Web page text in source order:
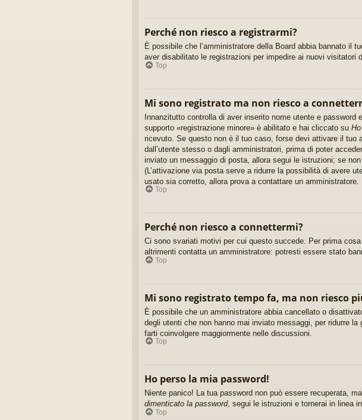
Perché non riesco a registrarmi?
È possibile che l’amministratore della Board abbia bannato il
aver disabilitato le registrazioni per impedire ai nuovi
Top
Mi sono registrato ma non riesco a
Innanzitutto controlla di aver inserito nome utente e
supporto «registrazione minore» è abilitato e hai cliccato su
ricevuto. Se questo non è il tuo caso, forse devi attivare il tuo
dall’utente stesso o dagli amministratori, prima di poter
inviato un messaggio di posta, allora segui le istruzioni; se
(L’attivazione via posta serve a ridurre la possibilità di avere
usato sia corretto, allora prova a contattare un amministratore.
Top
Perché non riesco a connettermi?
Ci sono svariati motivi per cui questo succede. Per prima
altrimenti contatta un amministratore: potresti essere stato
Top
Mi sono registrato tempo fa, ma non riesco
È possibile che un amministratore abbia cancellato o
degli utenti che non hanno mai inviato messaggi, per ridurre
farti coinvolgere maggiormente nelle discussioni.
Top
Ho perso la mia password!
Niente panico! La tua password non può essere recuperata,
dimenticato la password, segui le istruzioni e tornerai in linea
Top